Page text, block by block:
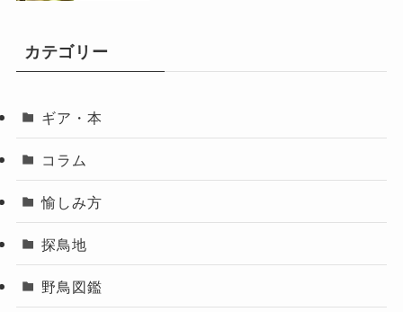
カテゴリー
ギア・本
コラム
愉しみ方
探鳥地
野鳥図鑑